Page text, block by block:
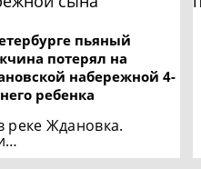
пьяный
потерял на
набережной 4-
ребенка
реке Ждановка.